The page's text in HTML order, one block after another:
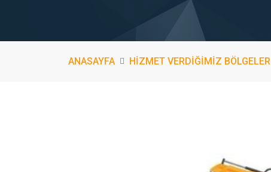
ANASAYFA HİZMET VERDİĞİMİZ BÖLGELER